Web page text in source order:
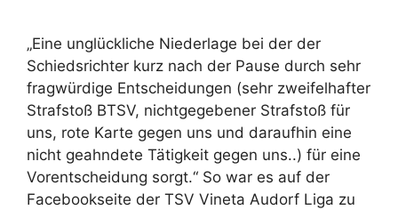
„Eine unglückliche Niederlage bei der der
Schiedsrichter kurz nach der Pause durch sehr
fragwürdige Entscheidungen (sehr zweifelhafter
Strafstoß BTSV, nichtgegebener Strafstoß für
uns, rote Karte gegen uns und daraufhin eine
nicht geahndete Tätigkeit gegen uns..) für eine
Vorentscheidung sorgt.“ So war es auf der
Facebookseite der TSV Vineta Audorf Liga zu